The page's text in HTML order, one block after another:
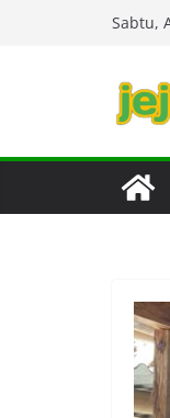
Sabtu,